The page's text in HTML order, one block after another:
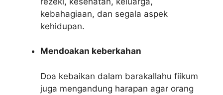
kebahagiaan, dan segala aspek
kehidupan.
Mendoakan keberkahan
Doa kebaikan dalam barakallahu fiikum
juga mengandung harapan agar orang